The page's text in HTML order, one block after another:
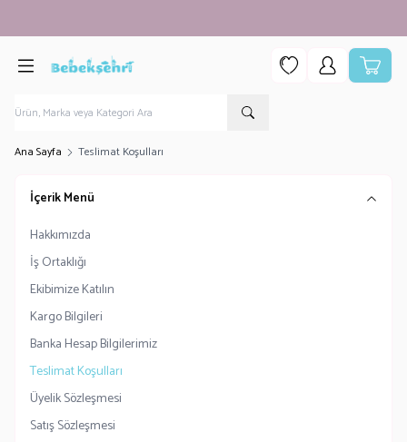
FavorilerimHesabımSepetim
Ana Sayfa Teslimat Koşulları
İçerik Menü
Hakkımızda
İş Ortaklığı
Ekibimize Katılın
Kargo Bilgileri
Banka Hesap Bilgilerimiz
Teslimat Koşulları
Üyelik Sözleşmesi
Satış Sözleşmesi